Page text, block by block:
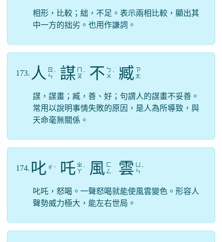
相形，比較；絀，不足。表示兩相比較，顯出其
中一方的拙劣。也用作謙詞。
173. 人 ㄖ
ㄣ ˊ 謀 ㄡ ˊ 不 ㄅ
ㄨ ˋ 臧
ㄗ
ㄤ
謀，謀畫；臧，善、好；句謂人的謀畫不妥善。
常用以說明事情失敗的原因，是人為所導致，與
天命毫無關係。
174. 叱 ㄔ ˋ 吒 ㄓ
ㄚ ˋ 風 ㄈ
ㄥ
雲 ㄣ ˊ
叱吒，怒喝。一聲怒喝就能使風雲變色。形容人
聲勢威力極大，能左右世局。